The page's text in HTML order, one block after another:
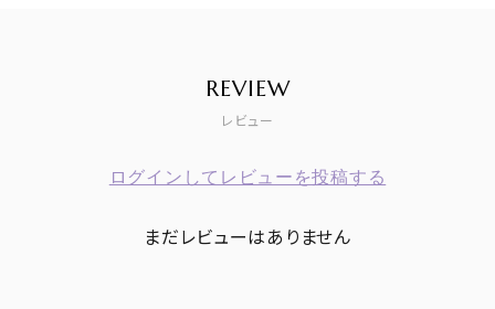
REVIEW
レビュー
ログインしてレビューを投稿する
まだレビューはありません